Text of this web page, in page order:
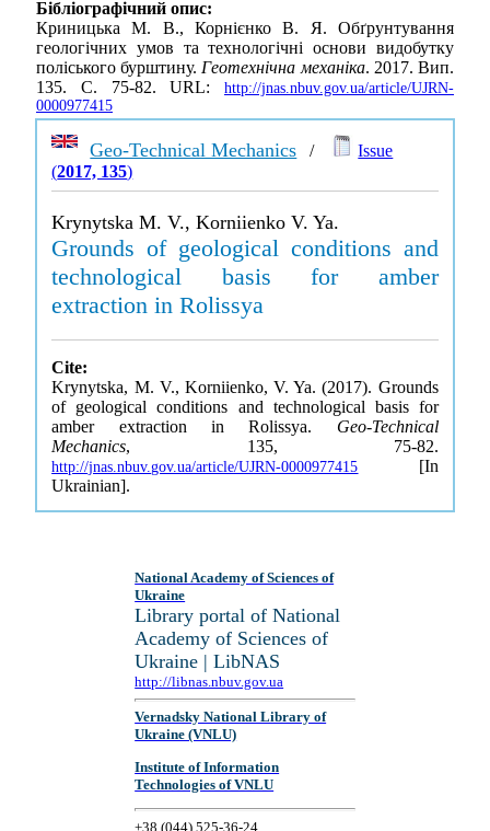
Бібліографічний опис:
Криницька М. В., Корнієнко В. Я. Обґрунтування
геологічних умов та технологічні основи видобутку
поліського бурштину.Геотехнічна механіка. 2017. Вип.
135. С. 75-82. URL: http://jnas.nbuv.gov.ua/article/UJRN-
0000977415
Geo-Technical Mechanics /
Issue
(2017, 135)
Krynytska M. V., Korniienko V. Ya.
Grounds of geological conditions and
technological basis for amber
extraction in Rolissya
Cite:
Krynytska, M. V., Korniienko, V. Ya. (2017). Grounds
of geological conditions and technological basis for
amber extraction in Rolissya. Geo-Technical
Mechanics, 135, 75-82.
http://jnas.nbuv.gov.ua/article/UJRN-0000977415 [In
Ukrainian].
National Academy of Sciences of
Ukraine
Library portal of National
Academy of Sciences of
Ukraine | LibNAS
http://libnas.nbuv.gov.ua
Vernadsky National Library of
Ukraine (VNLU)
Institute of Information
Technologies of VNLU
+38 (044) 525-36-24